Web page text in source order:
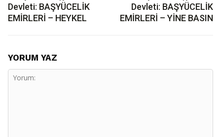
Devleti: BAŞYÜCELİK
EMİRLERİ – HEYKEL
Devleti: BAŞYÜCELİK
EMİRLERİ – YİNE BASIN
YORUM YAZ